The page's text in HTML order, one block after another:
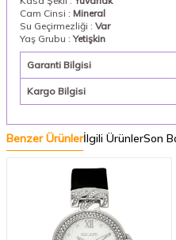
Cam Cinsi : Mineral
Su Geçirmezliği : Var
Yaş Grubu :Yetişkin
Garanti Bilgisi
Kargo Bilgisi
Benzer Ürünlerİlgili ÜrünlerSon